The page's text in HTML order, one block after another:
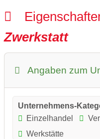
Zwerkstatt
Angaben zum
Unternehmens-
Einzelhandel
Werkstätte